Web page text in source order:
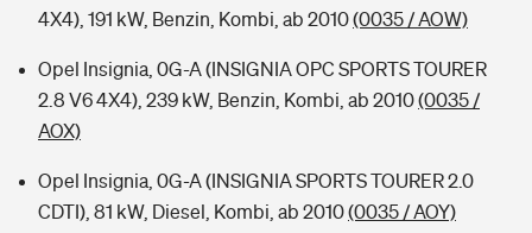
4X4), 191 kW, Benzin, Kombi, ab 2010(0035 / AOW)
Opel Insignia, 0G-A (INSIGNIA OPC SPORTS TOURER
2.8 V6 4X4), 239 kW, Benzin, Kombi, ab 2010(0035 /
AOX)
Opel Insignia, 0G-A (INSIGNIA SPORTS TOURER 2.0
CDTI), 81 kW, Diesel, Kombi, ab 2010(0035 / AOY)